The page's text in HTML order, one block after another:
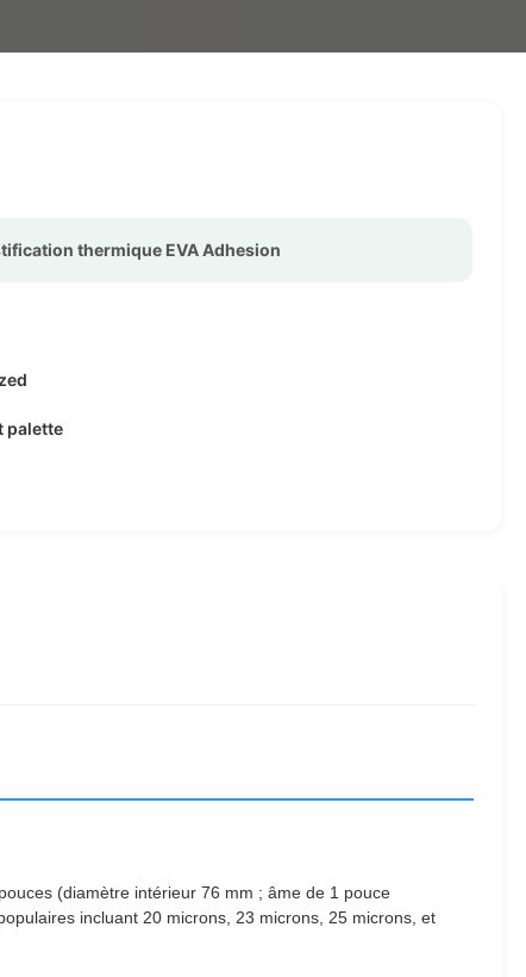
thermique EVA Adhesion
palette
(diamètre intérieur 76 mm ; âme de 1 pouce
incluant 20 microns, 23 microns, 25 microns, et